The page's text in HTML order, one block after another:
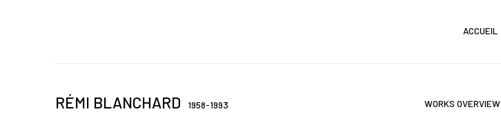
ACCUEIL
RÉMI BLANCHARD 1958-1993 WORKS OVERVIEW